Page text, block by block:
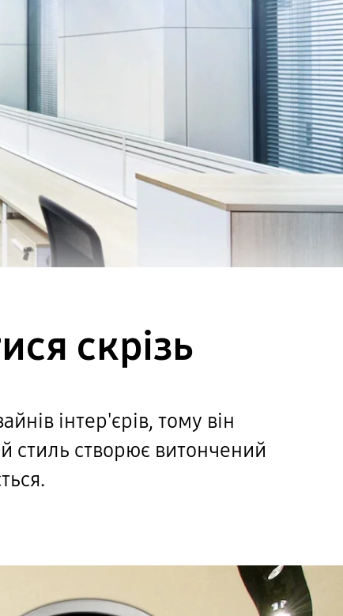
скрізь
інтер'єрів, тому він
стиль створює витончений